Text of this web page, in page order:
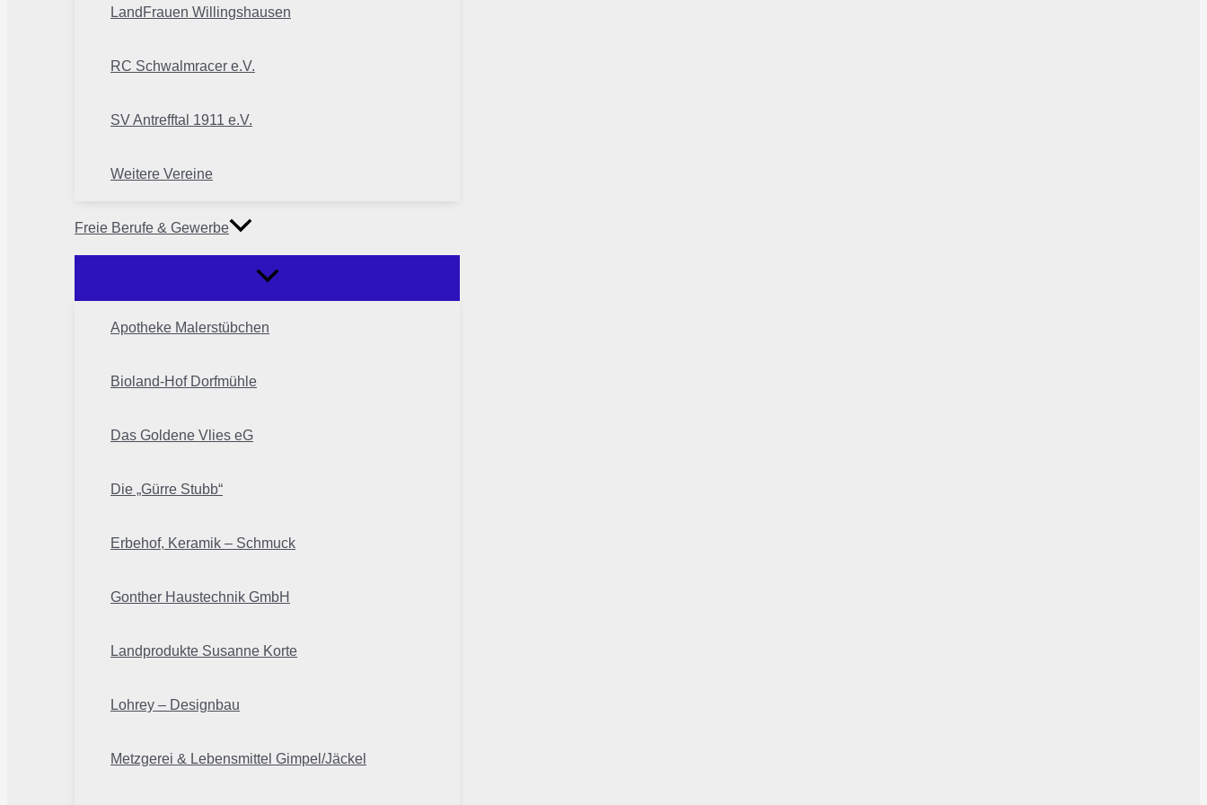
LandFrauen Willingshausen
RC Schwalmracer e.V.
SV Antrefftal 1911 e.V.
Weitere Vereine
Freie Berufe & Gewerbe
Apotheke Malerstübchen
Bioland-Hof Dorfmühle
Das Goldene Vlies eG
Die „Gürre Stubb“
Erbehof, Keramik – Schmuck
Gonther Haustechnik GmbH
Landprodukte Susanne Korte
Lohrey – Designbau
Metzgerei & Lebensmittel Gimpel/Jäckel